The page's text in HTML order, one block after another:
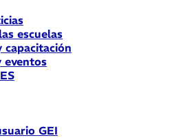
escuelas
capacitación
eventos
GEI